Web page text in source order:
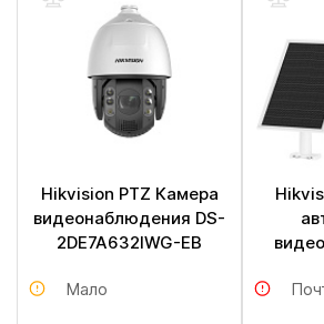
Hikvision PTZ Камера
видеонаблюдения DS-
2DE7A632IWG-EB
Мало
Mp